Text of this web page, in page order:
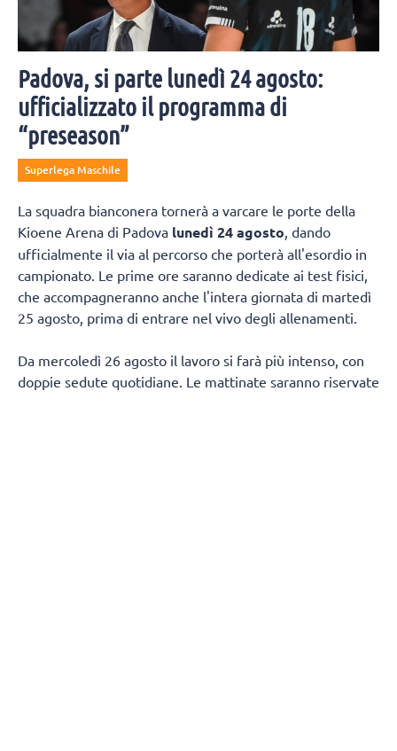
Padova, si parte lunedì 24 agosto:
ufficializzato il programma di
“preseason”
Superlega Maschile
La squadra bianconera tornerà a varcare le porte della
Kioene Arena di Padova lunedì 24 agosto, dando
ufficialmente il via al percorso che porterà all'esordio in
campionato. Le prime ore saranno dedicate ai test fisici,
che accompagneranno anche l'intera giornata di martedì
25 agosto, prima di entrare nel vivo degli allenamenti.
Da mercoledì 26 agosto il lavoro si farà più intenso, con
doppie sedute quotidiane. Le mattinate saranno riservate